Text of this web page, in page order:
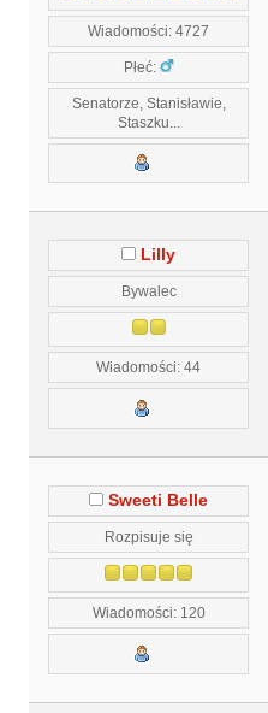
Wiadomości: 4727
Płeć:
Senatorze, Stanisławie,
Staszku...
Lilly
Bywalec
Wiadomości: 44
Sweeti Belle
Rozpisuje się
Wiadomości: 120